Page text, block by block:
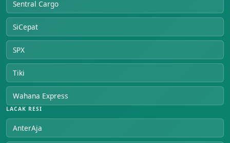
Sentral Cargo
SiCepat
SPX
Tiki
Wahana Express
LACAK RESI
AnterAja